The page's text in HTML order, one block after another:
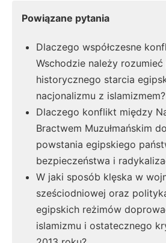
Powiązane pytania
Dlaczego współczesne
Wschodzie należy
historycznego starcia
nacjonalizmu z islamizmem?
Dlaczego konflikt między
Bractwem Muzułmańskim
powstania egipskiego
bezpieczeństwa i
W jaki sposób klęska w
sześciodniowej oraz
egipskich reżimów
islamizmu i ostatecznego